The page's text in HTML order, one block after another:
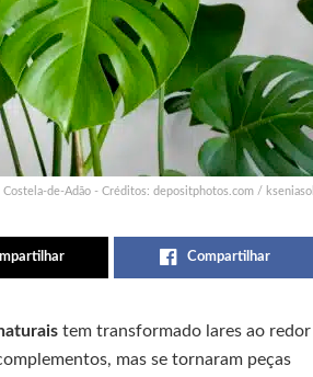
Costela-de-Adão - Créditos: depositphotos.com / kseniasol
Compartilhar
tem transformado lares ao redor
mas se tornaram peças